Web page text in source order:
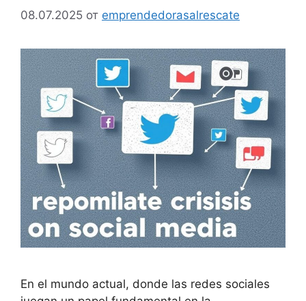
08.07.2025 от emprendedorasalrescate
En el mundo actual, donde las redes sociales